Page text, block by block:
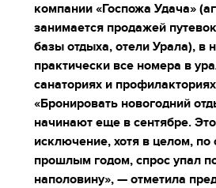
компании «Госпожа Удача»
занимается продажей
базы отдыха, отели Урала), в
практически все номера в
санаториях и
«Бронировать новогодний
начинают еще в сентябре.
исключение, хотя в целом, по
прошлым годом, спрос упал
наполовину», — отметила